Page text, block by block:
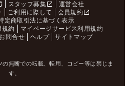
スタッフ募集
運営会社
ご利用に際して
会員規約
定商取引法に基づく表示
規約
マイページサービス利用規約
お問合せ ヘルプ サイトマップ
無断での転載、転用、コピー等は禁じま
す。